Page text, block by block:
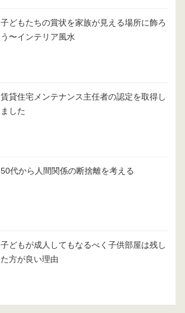
子どもたちの賞状を家族が見える場所に飾ろ
う〜インテリア風水
賃貸住宅メンテナンス主任者の認定を取得し
ました
50代から人間関係の断捨離を考える
子どもが成人してもなるべく子供部屋は残し
た方が良い理由